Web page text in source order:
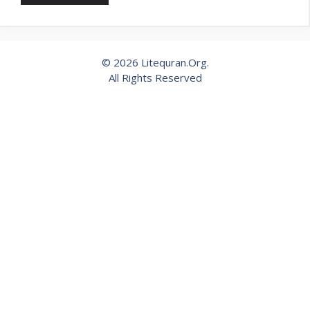
© 2026 Litequran.Org.
All Rights Reserved